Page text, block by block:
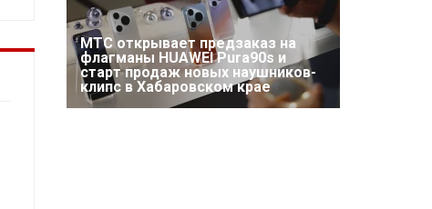
МТС открывает предзаказ на
флагманы HUAWEI Pura90s и
старт продаж новых наушников-
клипс в Хабаровском крае